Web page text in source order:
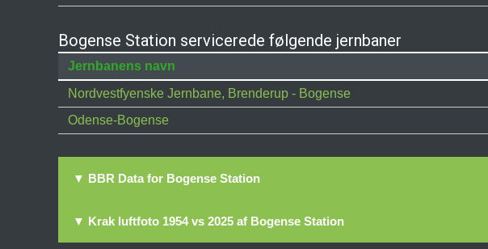
Bogense Station servicerede følgende jernbaner
Jernbanens navn
Nordvestfyenske Jernbane, Brenderup - Bogense
Odense-Bogense
▼ BBR Data for Bogense Station
▼ Krak luftfoto 1954 vs 2025 af Bogense Station